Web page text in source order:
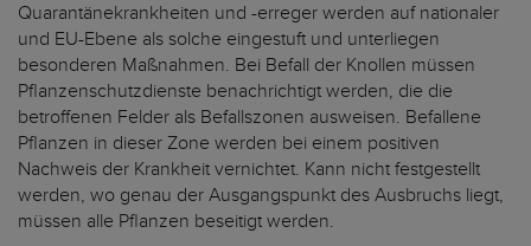
Quarantänekrankheiten und -erreger werden auf nationaler
und EU-Ebene als solche eingestuft und unterliegen
besonderen Maßnahmen. Bei Befall der Knollen müssen
Pflanzenschutzdienste benachrichtigt werden, die die
betroffenen Felder als Befallszonen ausweisen. Befallene
Pflanzen in dieser Zone werden bei einem positiven
Nachweis der Krankheit vernichtet. Kann nicht festgestellt
werden, wo genau der Ausgangspunkt des Ausbruchs liegt,
müssen alle Pflanzen beseitigt werden.